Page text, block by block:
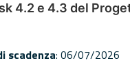
e 4.3 del
scadenza: 06/07/2026